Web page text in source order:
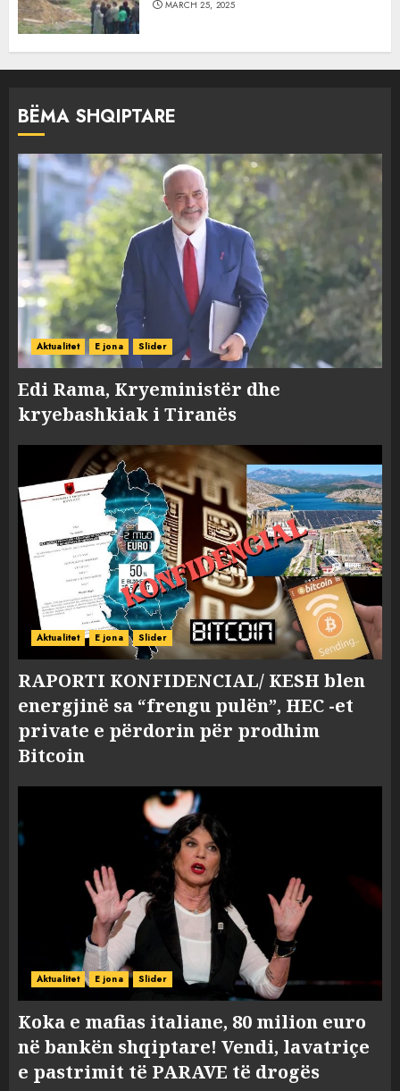
MARCH 25, 2025
BËMA SHQIPTARE
Aktualitet E jona Slider
Edi Rama, Kryeministër dhe
kryebashkiak i Tiranës
Aktualitet E jona Slider
RAPORTI KONFIDENCIAL/ KESH blen
energjinë sa “frengu pulën”, HEC -et
private e përdorin për prodhim
Bitcoin
Aktualitet E jona Slider
Koka e mafias italiane, 80 milion euro
në bankën shqiptare! Vendi, lavatriçe
e pastrimit të PARAVE të drogës